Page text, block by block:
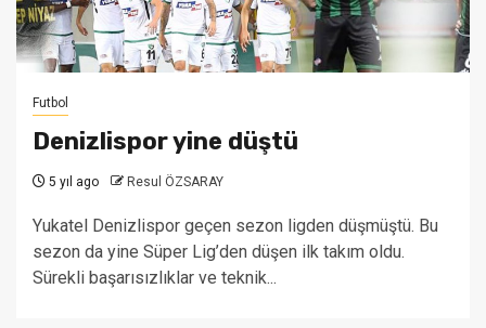
Futbol
Denizlispor yine düştü
5 yıl ago Resul ÖZSARAY
Yukatel Denizlispor geçen sezon ligden düşmüştü. Bu
sezon da yine Süper Lig’den düşen ilk takım oldu.
Sürekli başarısızlıklar ve teknik...